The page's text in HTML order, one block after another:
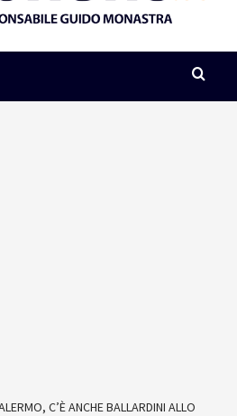
C’È ANCHE BALLARDINI ALLO